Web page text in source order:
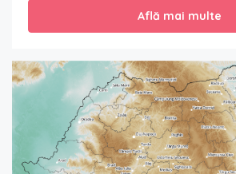
Află mai multe